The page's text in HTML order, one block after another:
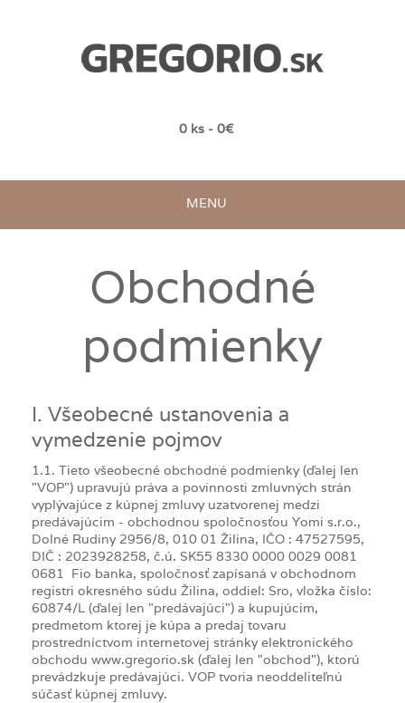
0 ks - 0€
MENU
Obchodné
podmienky
I. Všeobecné ustanovenia a
vymedzenie pojmov
1.1. Tieto všeobecné obchodné podmienky (ďalej len
"VOP") upravujú práva a povinnosti zmluvných strán
vyplývajúce z kúpnej zmluvy uzatvorenej medzi
predávajúcim - obchodnou spoločnosťou Yomi s.r.o.,
Dolné Rudiny 2956/8, 010 01 Žilina, IČO : 47527595,
DIČ : 2023928258, č.ú. SK55 8330 0000 0029 0081
0681 Fio banka, spoločnosť zapísaná v obchodnom
registri okresného súdu Žilina, oddiel: Sro, vložka číslo:
60874/L (ďalej len "predávajúci") a kupujúcim,
predmetom ktorej je kúpa a predaj tovaru
prostredníctvom internetovej stránky elektronického
obchodu www.gregorio.sk (ďalej len "obchod"), ktorú
prevádzkuje predávajúci. VOP tvoria neoddeliteľnú
súčasť kúpnej zmluvy.